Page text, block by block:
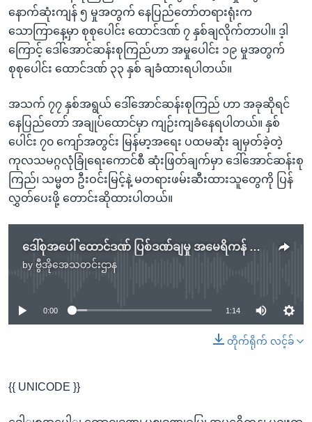
နောက်ဆုံးကျန် ၅ မှုအတွက် နေပြည်တော်တရားရုံးက
သောကြာနေ့မှာ စုစုပေါင်း ထောင်ဒဏ် ၇ နှစ်ချလိုက်တာပါ။ ဒ့ါ
ကြောင့် ဒေါ်အောင်ဆန်းစုကြည်ဟာ အမှုပေါင်း ၁၉ မှုအတွက်
စုစုပေါင်း ထောင်ဒဏ် ၃၃ နှစ် ချခံထားရပါတယ်။
အသက် ၇၇ နှစ်အရွယ် ဒေါ်အောင်ဆန်းစုကြည် ဟာ အခုဆိုရင်
နေပြည်တော် အချုပ်ထောင်မှာ ကျဉ်းကျခံနေရပါတယ်။ နှစ်
ပေါင်း ၇၀ ကျော်အတွင်း မြန်မာ့အရေး ပထမဆုံး ချမှတ်ခဲ့တဲ့
ကုလသမဂ္ဂလုံခြုံရေးကောင်စီ ဆုံးဖြတ်ချက်မှာ ဒေါ်အောင်ဆန်းစု
ကြည်၊ သမ္မတ ဦးဝင်းမြင့်နဲ့ မတရားဖမ်းဆီးထားသူတွေကို ပြန်
လွှတ်ပေးဖို့ တောင်းဆိုထားပါတယ်။
ဒေါ်စုအပေါ် ထောင်ဒဏ် ပြစ်ဒဏ်ချမှု အမေရိကန် ပြင်းထန်စွာ ရှုတ်ချ
by ဗွီအိုအေသတင်းဌာန
No media source currently available
0:00 1:14
တိုက်ရိုက် လင့်ခ်
{{ UNICODE }}